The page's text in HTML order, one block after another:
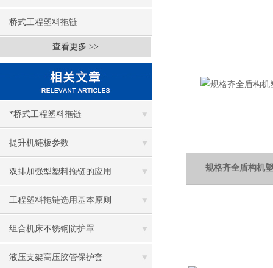
桥式工程塑料拖链
查看更多 >>
*桥式工程塑料拖链
提升机链板参数
双排加强型塑料拖链的应用
工程塑料拖链选用基本原则
组合机床不锈钢防护罩
液压支架高压胶管保护套
规格齐全盾构机